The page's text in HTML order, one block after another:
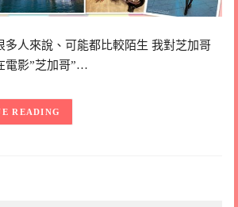
多人來說、可能都比較陌生 我對芝加哥
電影”芝加哥”…
READING